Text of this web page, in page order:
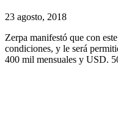
23 agosto, 2018
Zerpa manifestó que con
condiciones, y le será
400 mil mensuales y USD.